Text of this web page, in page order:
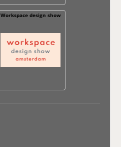
Workspace design show